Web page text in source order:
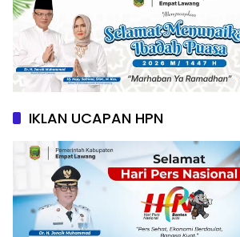
IKLAN UCAPAN HPN